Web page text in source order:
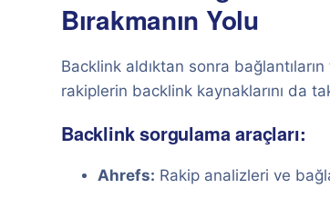
Bırakmanın Yolu
Backlink aldıktan sonra
rakiplerin backlink kaynaklarını da
Backlink sorgulama araçları:
Ahrefs: Rakip analizleri ve